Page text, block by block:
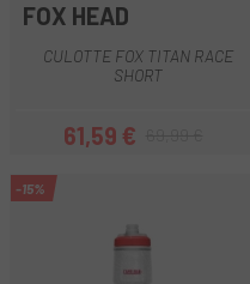
FOX HEAD
CULOTTE FOX TITAN RACE
SHORT
Precio
61,59 €Precio regular
-15%